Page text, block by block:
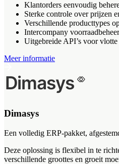
Klantorders eenvoudig
Sterke controle over prijzen
Verschillende producttypes
Intercompany
Uitgebreide API’s voor
Meer informatie
Dimasys
Een volledig ERP-pakket,
Deze oplossing is flexibel in te
verschillende groottes en groeit